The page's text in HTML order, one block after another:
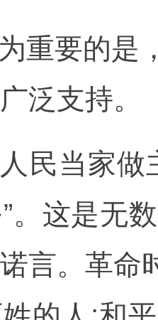
重要的是
泛支持。
民当家做
。这是无
言。革命